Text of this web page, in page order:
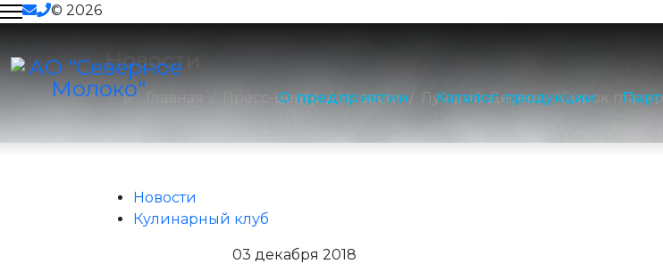
© 2026
О предприятии Каталог продукции
Тендеры
Вакансии
Контакты
Новости
Главная Пресс-центр Новости Лучший Десерт - "Сырок
Новости
Кулинарный клуб
03 декабря 2018